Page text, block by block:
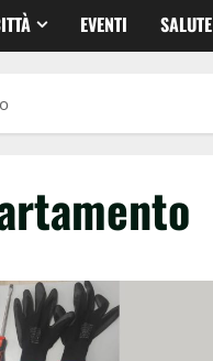
EVENTI SALUTE